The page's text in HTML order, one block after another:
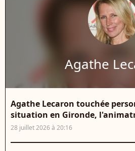
Agathe
Agathe Lecaron touchée
situation en Gironde,
28 juillet 2026 à 20:16